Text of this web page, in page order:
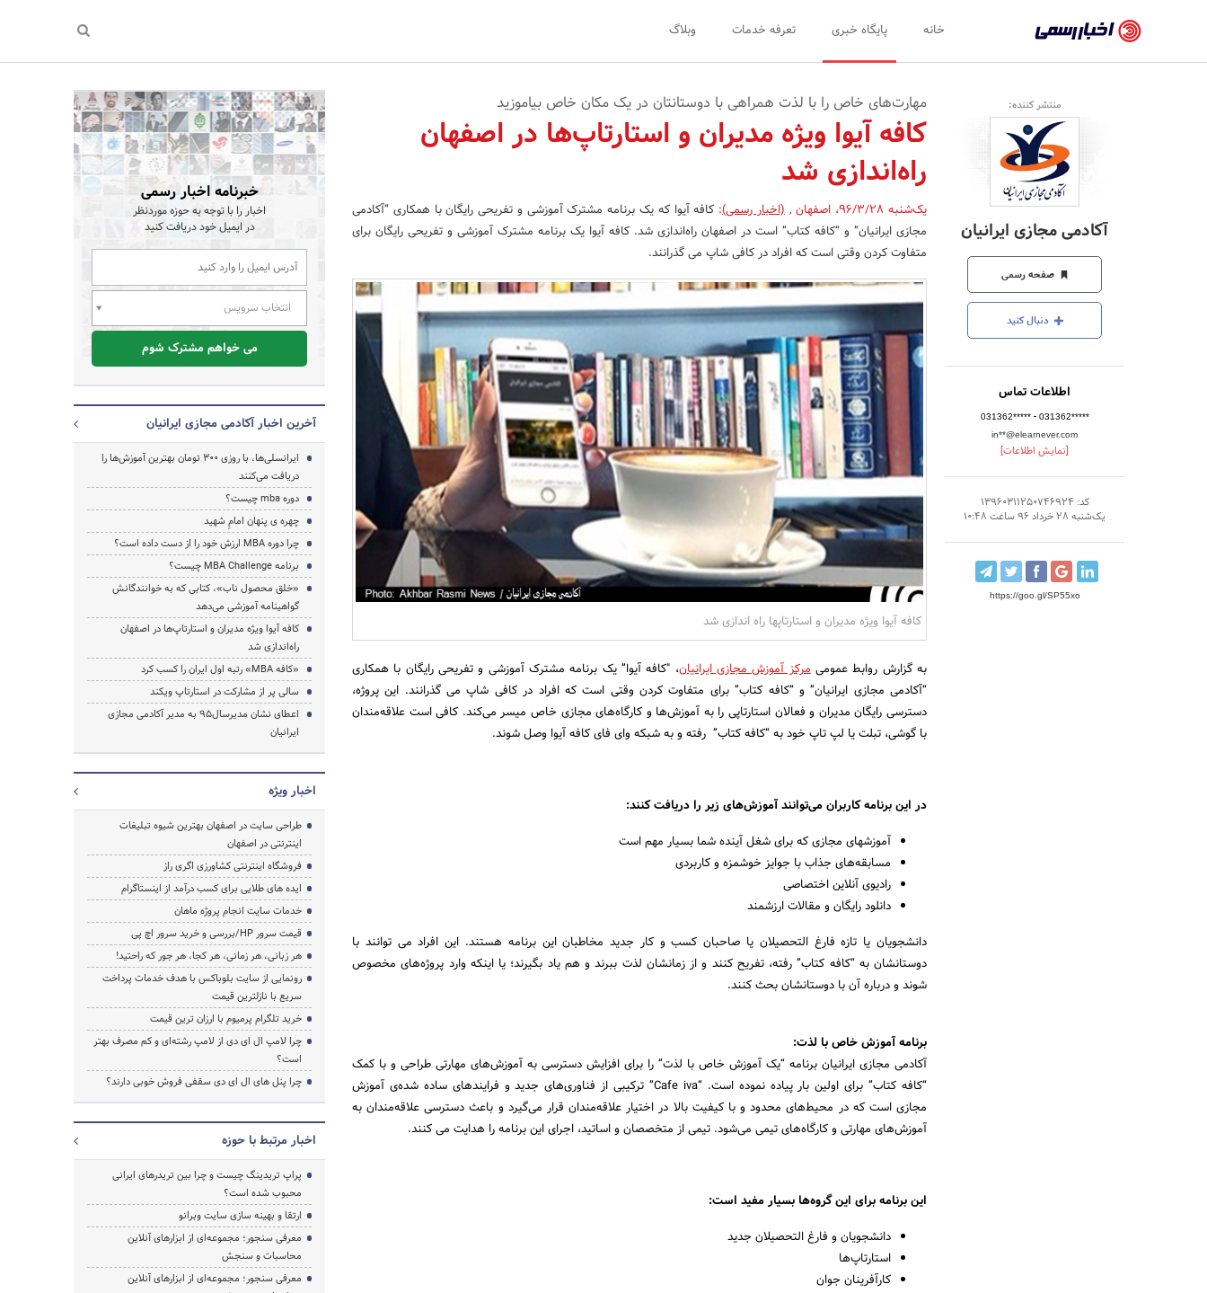
رسمی
-
اخبار
تایید
شده
شرکت‌ها،
سازمان‌ها
و
روابط
عمومی‌ها
خانه پایگاه خبری تعرفه خدمات وبلاگ
جستجو
منتشر کننده:
آکادمی مجازی ایرانیان
صفحه رسمی
دنبال کنید
اطلاعات تماس
031362***** - 031362*****
in**@elearnever.com
[نمایش اطلاعات]
کد: 13960311250746924
یک‌شنبه 28 خرداد 96 ساعت 10:48
https://goo.gl/SP55xo
مهارت‌های خاص را با لذت همراهی با دوستانتان در یک مکان خاص بیاموزید
کافه آیوا ویژه مدیران و استارتاپ‌ها در اصفهان
راه‌اندازی شد
یک‌شنبه 96/3/28 ، اصفهان ,(اخبار رسمی): کافه آیوا که یک برنامه مشترک آموزشی و تفریحی رایگان با همکاری “آکادمی
مجازی ایرانیان” و “کافه کتاب” است در اصفهان راه‌اندازی شد. کافه آیوا یک برنامه مشترک آموزشی و تفریحی رایگان برای
متفاوت کردن وقتی است که افراد در کافی شاپ می گذرانند.
کافه آیوا ویژه مدیران و استارتاپها راه اندازی شد
به گزارش روابط عمومیمرکز آموزش مجازی ایرانیان، "کافه آیوا” یک برنامه مشترک آموزشی و تفریحی رایگان با همکاری
“آکادمی مجازی ایرانیان” و “کافه کتاب” برای متفاوت کردن وقتی است که افراد در کافی شاپ می گذرانند. این پروژه،
دسترسی رایگان مدیران و فعالان استارتاپی را به آموزش‌ها و کارگاه‌های مجازی خاص میسر می‌کند. کافی است علاقه‌مندان
با گوشی، تبلت یا لپ تاپ خود به “کافه کتاب” رفته و به شبکه وای فای کافه آیوا وصل شوند.
در این برنامه کاربران می‌توانند آموزش‌های زیر را دریافت کنند:
آموزشهای مجازی که برای شغل آینده شما بسیار مهم است
مسابقه‌های جذاب با جوایز خوشمزه و کاربردی
رادیوی آنلاین اختصاصی
دانلود رایگان و مقالات ارزشمند
دانشجویان یا تازه فارغ التحصیلان یا صاحبان کسب و کار جدید مخاطبان این برنامه هستند. این افراد می توانند با
دوستانشان به “کافه کتاب” رفته، تفریح کنند و از زمانشان لذت ببرند و هم یاد بگیرند؛ یا اینکه وارد پروژه‌های مخصوص
شوند و درباره آن با دوستانشان بحث کنند.
برنامه آموزش خاص با لذت:
آکادمی مجازی ایرانیان برنامه “یک آموزش خاص با لذت” را برای افزایش دسترسی به آموزش‌های مهارتی طراحی و با کمک
“کافه کتاب” برای اولین بار پیاده نموده است. “Cafe iva” ترکیبی از فناوری‌های جدید و فرایندهای ساده شده‌ی آموزش
مجازی است که در محیط‌های محدود و با کیفیت بالا در اختیار علاقه‌مندان قرار می‌گیرد و باعث دسترسی علاقه‌مندان به
آموزش‌های مهارتی و کارگاه‌های تیمی می‌شود. تیمی از متخصصان و اساتید، اجرای این برنامه را هدایت می کنند.
این برنامه برای این گروه‌ها بسیار مفید است:
دانشجویان و فارغ التحصیلان جدید
استارتاپ‌ها
کارآفرینان جوان
خبرنامه اخبار رسمی
اخبار را با توجه به حوزه موردنظر
در ایمیل خود دریافت کنید
انتخاب سرویس
می خواهم مشترک شوم
آخرین اخبار آکادمی مجازی ایرانیان
ایرانسلی‌ها، با روزی 300 تومان بهترین آموزش‌ها را
دریافت می‌کنند
دوره mba چیست؟
چهره ی پنهان امامِ شهید
چرا دوره MBA ارزش خود را از دست داده است؟
برنامه MBA Challenge چیست؟
«خلق محصول ناب»، کتابی که به خوانندگانش
گواهینامه آموزشی می‌دهد
کافه آیوا ویژه مدیران و استارتاپ‌ها در اصفهان
راه‌اندازی شد
«کافه MBA» رتبه اول ایران را کسب کرد
سالی پر از مشارکت در استارتاپ ویکند
اعطای نشان مدیرسال95 به مدیر آکادمی مجازی
ایرانیان
اخبار ویژه
طراحی سایت در اصفهان بهترین شیوه تبلیغات
اینترنتی در اصفهان
فروشگاه اینترنتی کشاورزی اگری راز
ایده های طلایی برای کسب درآمد از اینستاگرام
خدمات سایت انجام پروژه ماهان
قیمت سرور HP/بررسی و خرید سرور اچ پی
هر زبانی، هر زمانی، هر کجا، هر جور که راحتید!
رونمایی از سایت بلوباکس با هدف خدمات پرداخت
سریع با نازلترین قیمت
خرید تلگرام پرمیوم با ارزان ترین قیمت
چرا لامپ ال ای دی از لامپ رشته‌ای و کم مصرف بهتر
است؟
چرا پنل های ال ای دی سقفی فروش خوبی دارند؟
اخبار مرتبط با حوزه
پراپ تریدینگ چیست و چرا بین تریدرهای ایرانی
محبوب شده است؟
ارتقا و بهینه سازی سایت وبرانو
معرفی سنجور؛ مجموعه‌ای از ابزارهای آنلاین
محاسبات و سنجش
معرفی سنجور؛ مجموعه‌ای از ابزارهای آنلاین